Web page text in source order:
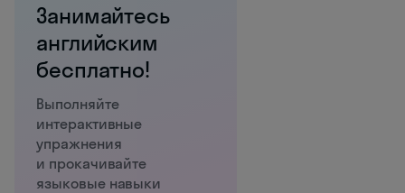
Занимайтесь
английским
бесплатно!
Выполняйте
интерактивные
упражнения
и прокачивайте
языковые навыки